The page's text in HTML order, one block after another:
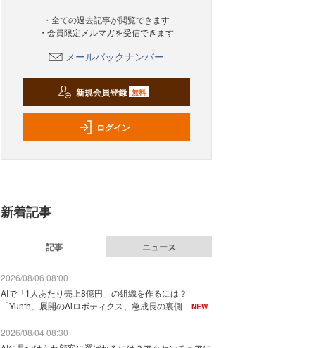
・全ての過去記事が閲覧できます
・会員限定メルマガを受信できます
メールバックナンバー
新規会員登録 無料
ログイン
新着記事
記事 ニュース
2026/08/06 08:00
AIで「1人あたり売上8億円」の組織を作るには？
「Yunth」展開のAiロボティクス、急成長の裏側
NEW
2026/08/04 08:30